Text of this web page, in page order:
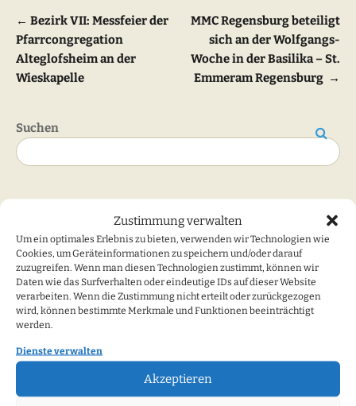
Zustimmung verwalten
Um ein optimales Erlebnis zu bieten, verwenden wir Technologien wie
Cookies, um Geräteinformationen zu speichern und/oder darauf
zuzugreifen. Wenn man diesen Technologien zustimmt, können wir
Daten wie das Surfverhalten oder eindeutige IDs auf dieser Website
verarbeiten. Wenn die Zustimmung nicht erteilt oder zurückgezogen
wird, können bestimmte Merkmale und Funktionen beeinträchtigt
werden.
Dienste verwalten
Akzeptieren
Beitragsnavigation
← Bezirk VII: Messfeier der
Pfarrcongregation
Alteglofsheim an der
Wieskapelle
MMC Regensburg beteiligt
sich an der Wolfgangs-
Woche in der Basilika – St.
Emmeram Regensburg →
Suchen
Meldeformulare
Ich will Mitglied werden
Newsletter - Anmeldung
Fehler/Anregungen